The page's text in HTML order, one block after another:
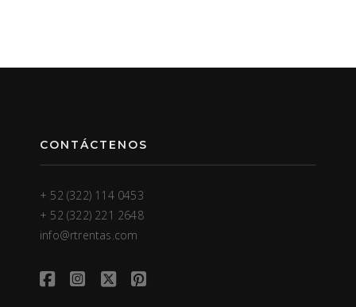
CONTÁCTENOS
+ 52 (322) 114 0453
+ 52 (322) 221 2648
info@rtrentas.com